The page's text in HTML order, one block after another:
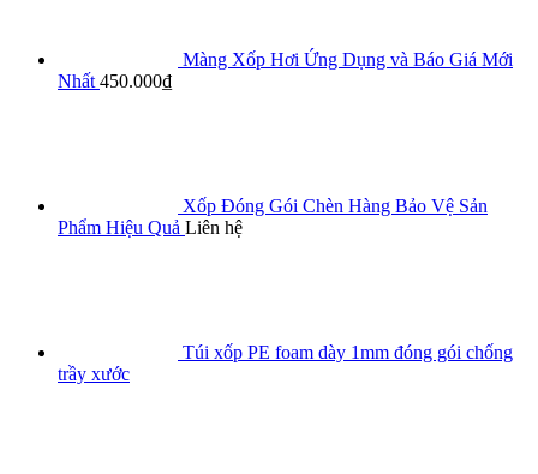
Màng Xốp Hơi Ứng Dụng và Báo Giá Mới
Nhất 450.000₫
Xốp Đóng Gói Chèn Hàng Bảo Vệ Sản
Phẩm Hiệu Quả Liên hệ
Túi xốp PE foam dày 1mm đóng gói chống
trầy xước